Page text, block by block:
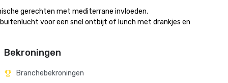
gerechten met mediterrane invloeden.
voor een snel ontbijt of lunch met drankjes en
Bekroningen
Branchebekroningen